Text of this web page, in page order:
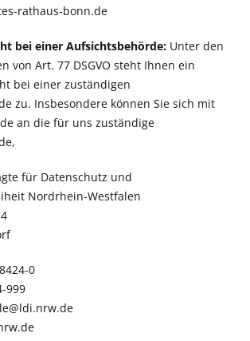
rathaus-bonn.de
bei einer Aufsichtsbehörde:Unter den
von Art. 77 DSGVO steht Ihnen ein
bei einer zuständigen
zu. Insbesondere können Sie sich mit
an die für uns zuständige
für Datenschutz und
Nordrhein-Westfalen
0
999